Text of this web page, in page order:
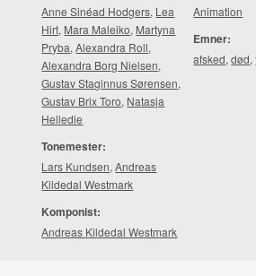
Anne Sinéad Hodgers, Lea
Hirt, Mara Maleiko, Martyna
Pryba,Alexandra Roll,
Alexandra Borg Nielsen,
Gustav Staginnus Sørensen,
Gustav Brix Toro, Natasja
Helledie
Tonemester:
Lars Kundsen,Andreas
Kildedal Westmark
Komponist:
Andreas Kildedal Westmark
Animation
Emner:
afsked,død,